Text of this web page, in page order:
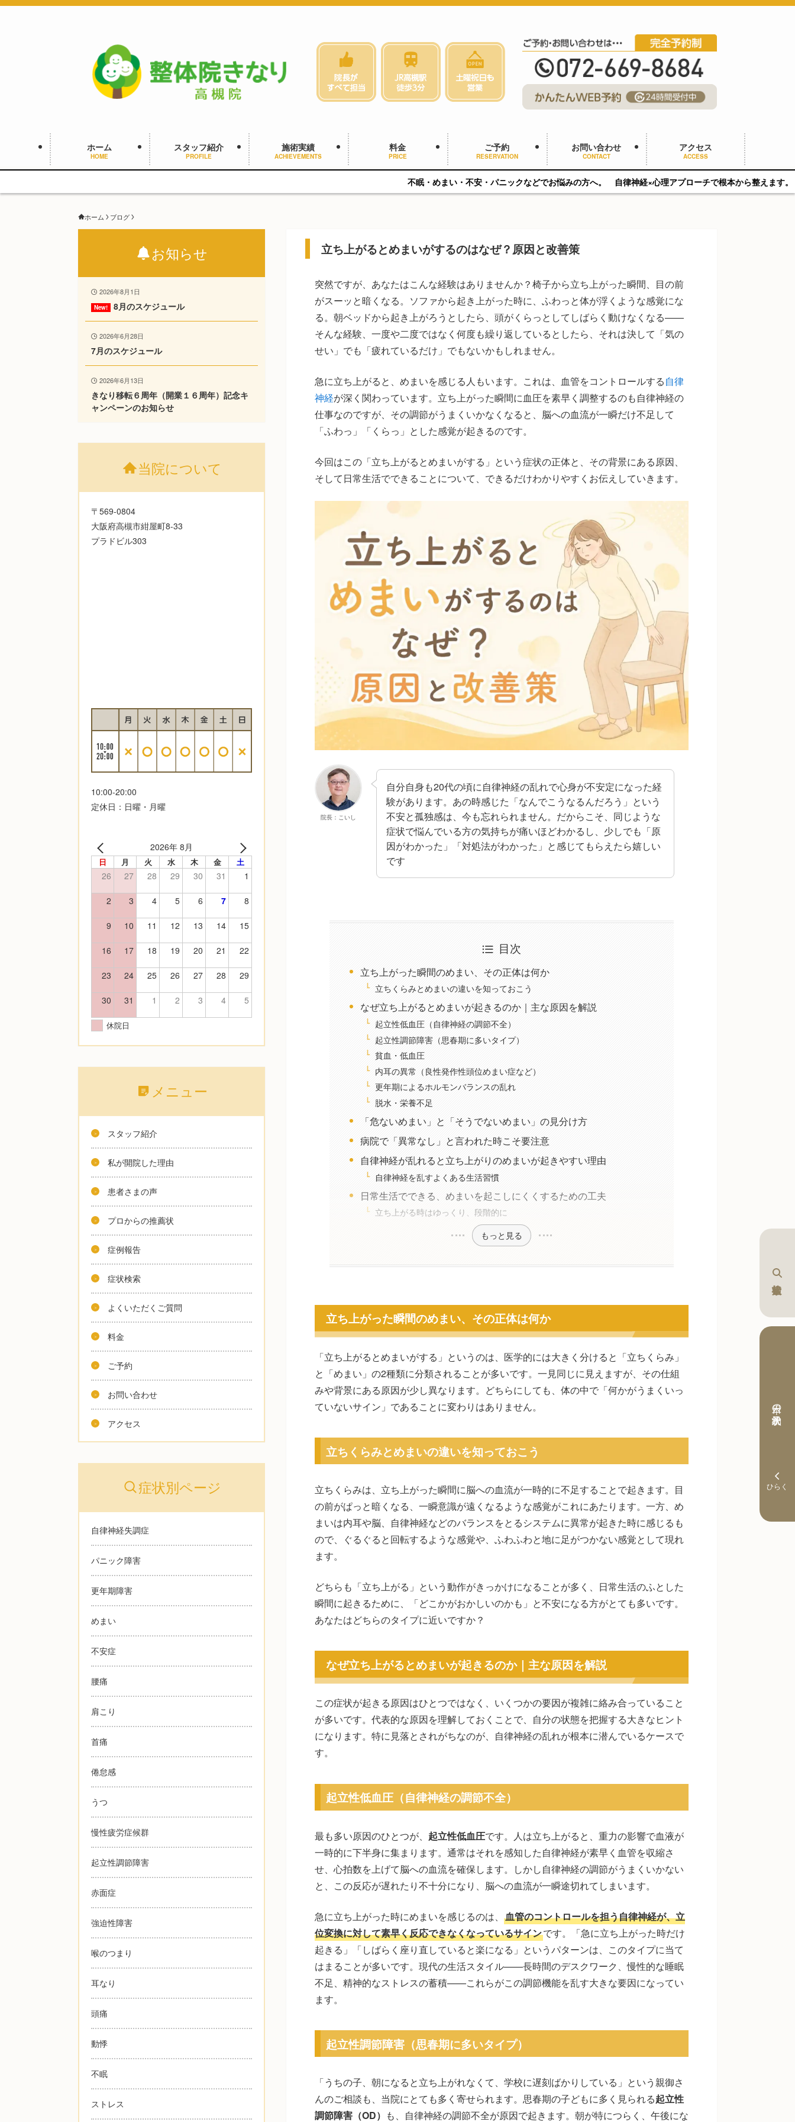
ホーム
HOME
スタッフ紹介
PROFILE
施術実績
ACHIEVEMENTS
料金
PRICE
ご予約
RESERVATION
お問い合わせ
CONTACT
アクセス
ACCESS
不眠・めまい・不安・パニックなどでお悩みの方へ。 自律神経×心理アプローチで根本から整えます。 完全マン
ホーム ブログ
立ち上がるとめまいがするのはなぜ？原因と改善策
本日の予約状況
突然ですが、あなたはこんな経験はありませんか？椅子から立ち上がった瞬間、目の前
がスーッと暗くなる。ソファから起き上がった時に、ふわっと体が浮くような感覚にな
る。朝ベッドから起き上がろうとしたら、頭がくらっとしてしばらく動けなくなる——
そんな経験、一度や二度ではなく何度も繰り返しているとしたら、それは決して「気の
せい」でも「疲れているだけ」でもないかもしれません。
急に立ち上がると、めまいを感じる人もいます。これは、血管をコントロールする自律
神経が深く関わっています。立ち上がった瞬間に血圧を素早く調整するのも自律神経の
仕事なのですが、その調節がうまくいかなくなると、脳への血流が一瞬だけ不足して
「ふわっ」「くらっ」とした感覚が起きるのです。
今回はこの「立ち上がるとめまいがする」という症状の正体と、その背景にある原因、
そして日常生活でできることについて、できるだけわかりやすくお伝えしていきます。
院長：こいし
自分自身も20代の頃に自律神経の乱れで心身が不安定になった経
験があります。あの時感じた「なんでこうなるんだろう」という
不安と孤独感は、今も忘れられません。だからこそ、同じような
症状で悩んでいる方の気持ちが痛いほどわかるし、少しでも「原
因がわかった」「対処法がわかった」と感じてもらえたら嬉しい
です
目次
立ち上がった瞬間のめまい、その正体は何か
立ちくらみとめまいの違いを知っておこう
なぜ立ち上がるとめまいが起きるのか｜主な原因を解説
起立性低血圧（自律神経の調節不全）
起立性調節障害（思春期に多いタイプ）
貧血・低血圧
内耳の異常（良性発作性頭位めまい症など）
更年期によるホルモンバランスの乱れ
脱水・栄養不足
「危ないめまい」と「そうでないめまい」の見分け方
病院で「異常なし」と言われた時こそ要注意
自律神経が乱れると立ち上がりのめまいが起きやすい理由
自律神経を乱すよくある生活習慣
日常生活でできる、めまいを起こしにくくするための工夫
立ち上がる時はゆっくり、段階的に
もっと見る
立ち上がった瞬間のめまい、その正体は何か
「立ち上がるとめまいがする」というのは、医学的には大きく分けると「立ちくらみ」
と「めまい」の2種類に分類されることが多いです。一見同じに見えますが、その仕組
みや背景にある原因が少し異なります。どちらにしても、体の中で「何かがうまくいっ
ていないサイン」であることに変わりはありません。
立ちくらみとめまいの違いを知っておこう
立ちくらみは、立ち上がった瞬間に脳への血流が一時的に不足することで起きます。目
の前がぱっと暗くなる、一瞬意識が遠くなるような感覚がこれにあたります。一方、め
まいは内耳や脳、自律神経などのバランスをとるシステムに異常が起きた時に感じるも
ので、ぐるぐると回転するような感覚や、ふわふわと地に足がつかない感覚として現れ
ます。
どちらも「立ち上がる」という動作がきっかけになることが多く、日常生活のふとした
瞬間に起きるために、「どこかがおかしいのかも」と不安になる方がとても多いです。
あなたはどちらのタイプに近いですか？
なぜ立ち上がるとめまいが起きるのか｜主な原因を解説
この症状が起きる原因はひとつではなく、いくつかの要因が複雑に絡み合っていること
が多いです。代表的な原因を理解しておくことで、自分の状態を把握する大きなヒント
になります。特に見落とされがちなのが、自律神経の乱れが根本に潜んでいるケースで
す。
起立性低血圧（自律神経の調節不全）
最も多い原因のひとつが、 起立性低血圧です。人は立ち上がると、重力の影響で血液が
一時的に下半身に集まります。通常はそれを感知した自律神経が素早く血管を収縮さ
せ、心拍数を上げて脳への血流を確保します。しかし自律神経の調節がうまくいかない
と、この反応が遅れたり不十分になり、脳への血流が一瞬途切れてしまいます。
急に立ち上がった時にめまいを感じるのは、 血管のコントロールを担う自律神経が、立
位変換に対して素早く反応できなくなっているサインです。「急に立ち上がった時だけ
起きる」「しばらく座り直していると楽になる」というパターンは、このタイプに当て
はまることが多いです。現代の生活スタイル——長時間のデスクワーク、慢性的な睡眠
不足、精神的なストレスの蓄積——これらがこの調節機能を乱す大きな要因になってい
ます。
起立性調節障害（思春期に多いタイプ）
「うちの子、朝になると立ち上がれなくて、学校に遅刻ばかりしている」という親御さ
んのご相談も、当院にとても多く寄せられます。思春期の子どもに多く見られる起立性
調節障害（OD） も、自律神経の調節不全が原因で起きます。朝が特につらく、午後にな
お知らせ
2026年8月1日
8月のスケジュール
2026年6月28日
7月のスケジュール
2026年6月13日
きなり移転６周年（開業１６周年）記念キ
ャンペーンのお知らせ
当院について
〒569-0804
大阪府高槻市紺屋町8-33
プラドビル303
10:00-20:00
定休日：日曜・月曜
2026年 8月
日 月 火 水 木 金 土
26 27 28 29 30 31 1
2 3 4 5 6 7 8
9 10 11 12 13 14 15
16 17 18 19 20 21 22
23 24 25 26 27 28 29
30 31 1 2 3 4 5
休院日
メニュー
スタッフ紹介
私が開院した理由
患者さまの声
プロからの推薦状
症例報告
症状検索
よくいただくご質問
料金
ご予約
お問い合わせ
アクセス
症状別ページ
自律神経失調症
パニック障害
更年期障害
めまい
不安症
腰痛
肩こり
首痛
倦怠感
うつ
慢性疲労症候群
起立性調節障害
赤面症
強迫性障害
喉のつまり
耳なり
頭痛
動悸
不眠
ストレス